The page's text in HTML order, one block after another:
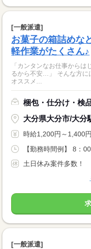
[一般派遣]
お菓子の箱詰めな
軽作業がたくさん♪
「カンタンなお仕事から
るから不安…」 そんな方には おかしの”箱詰め”や”仕分け”のお仕事が
オススメ...
梱包・仕分け・検
大分県大分市/大分
時給1,200円～1,400円
【勤務時間例】 8：
土日休み案件多数！
[一般派遣]